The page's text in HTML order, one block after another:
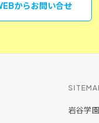
からお問い合せ
岩谷学